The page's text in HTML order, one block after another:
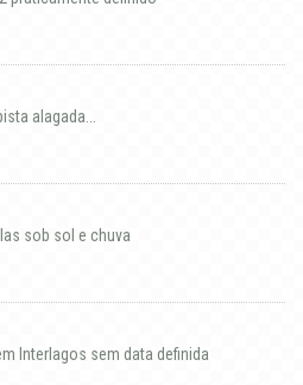
alagada...
sob sol e chuva
Interlagos sem data definida